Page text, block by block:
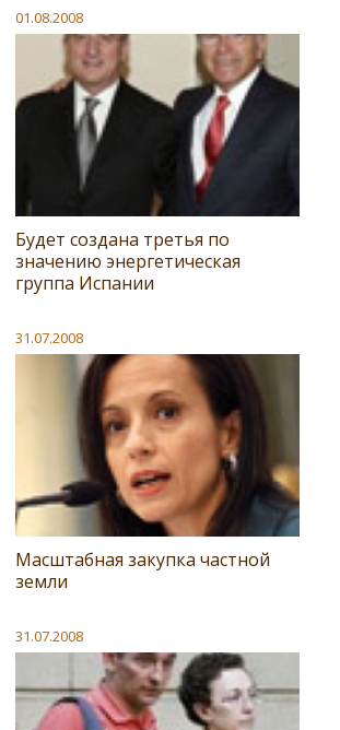
01.08.2008
Будет создана третья по
значению энергетическая
группа Испании
31.07.2008
Масштабная закупка частной
земли
31.07.2008